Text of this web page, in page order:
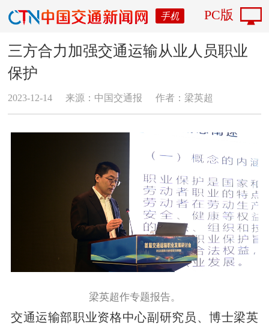
手机 PC版
三方合力加强交通运输从业人员职业
保护
2023-12-14 来源：中国交通报 作者：梁英超
梁英超作专题报告。
交通运输部职业资格中心副研究员、博士梁英